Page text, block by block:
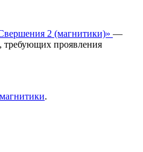
2 (магнитики)» —
требующих проявления
.